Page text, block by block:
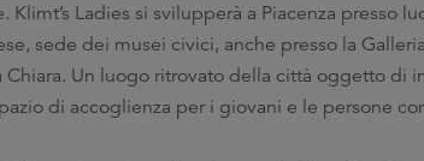
Klimt’s Ladies si svilupperà a Piacenza presso
sede dei musei civici, anche presso la
Chiara. Un luogo ritrovato della città oggetto di
di accoglienza per i giovani e le persone